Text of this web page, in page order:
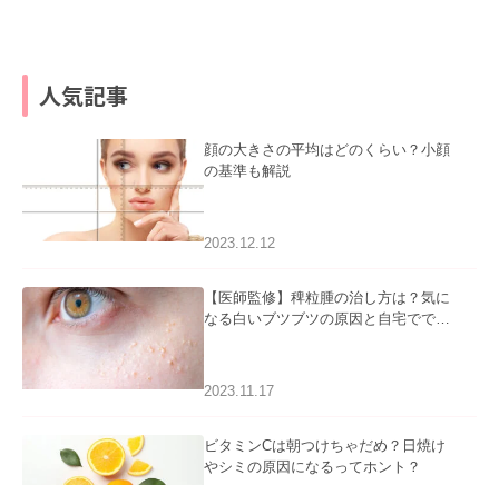
人気記事
顔の大きさの平均はどのくらい？小顔
の基準も解説
2023.12.12
【医師監修】稗粒腫の治し方は？気に
なる白いブツブツの原因と自宅ででき
2023.11.17
ビタミンCは朝つけちゃだめ？日焼け
やシミの原因になるってホント？